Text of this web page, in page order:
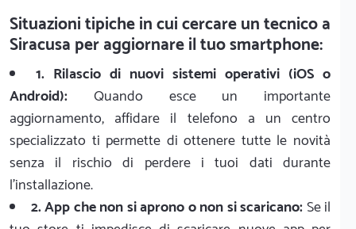
Situazioni tipiche in cui cercare un tecnico a
Siracusa per aggiornare il tuo smartphone:
1. Rilascio di nuovi sistemi operativi (iOS o
Android): Quando esce un importante
aggiornamento, affidare il telefono a un centro
specializzato ti permette di ottenere tutte le novità
senza il rischio di perdere i tuoi dati durante
l'installazione.
2. App che non si aprono o non si scaricano:Se il